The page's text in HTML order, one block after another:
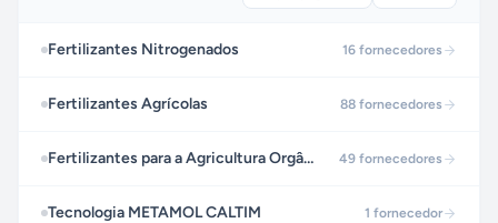
Fertilizantes Nitrogenados 16 fornecedores
Fertilizantes Agrícolas 88 fornecedores
Fertilizantes para a Agricultura Orgânica 49 fornecedores
Tecnologia METAMOL CALTIM 1 fornecedor